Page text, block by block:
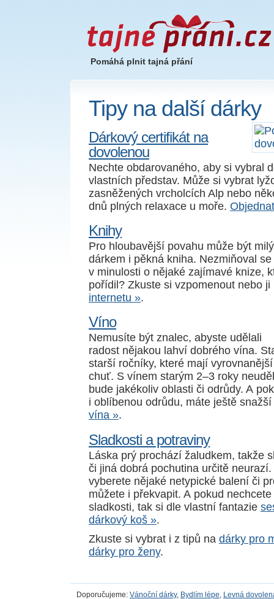
Pomáhá plnit tajná přání
Tipy na další dárky
Dárkový certifikát na
dovolenou
Nechte obdarovaného, aby si vybral
vlastních představ. Může si vybrat
zasněžených vrcholcích Alp nebo
dnů plných relaxace u moře.
Knihy
Pro hloubavější povahu může být
dárkem i pěkná kniha. Nezmiňoval
v minulosti o nějaké zajímavé knize,
pořídil? Zkuste si vzpomenout nebo
internetu ».
Víno
Nemusíte být znalec, abyste udělali
radost nějakou lahví dobrého vína.
starší ročníky, které mají
chuť. S vínem starým 2–3 roky
bude jakékoliv oblasti či odrůdy. A
i oblíbenou odrůdu, máte ještě snažší
vína ».
Sladkosti a potraviny
Láska prý prochází žaludkem, takže
či jiná dobrá pochutina určitě neurazí.
vyberete nějaké netypické balení či
můžete i překvapit. A pokud
sladkosti, tak si dle vlastní fantazie
dárkový koš ».
Zkuste si vybrat i z tipů na dárky pro
dárky pro ženy.
Doporučujeme: Vánoční dárky, Bydlím lépe
Levná